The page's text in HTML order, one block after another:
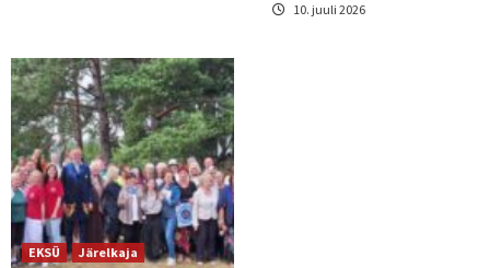
10. juuli 2026
EKSÜ
Järelkaja